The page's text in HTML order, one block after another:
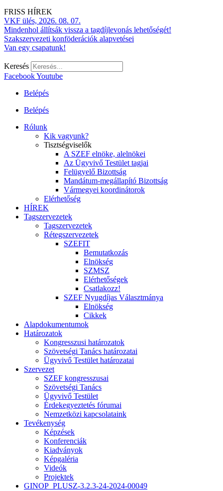
FRISS HÍREK
VKF ülés, 2026. 08. 07.
Mindenhol állítsák vissza a tagdíjlevonás lehetőségét!
Szakszervezeti konföderációk alapvetései
Van egy csapatunk!
Keresés
FacebookYoutube
Belépés
Belépés
Rólunk
Kik vagyunk?
Tisztségviselők
A SZEF elnöke, alelnökei
Az Ügyvivő Testület tagjai
Felügyelő Bizottság
Mandátum-megállapító Bizottság
Vármegyei koordinátorok
Elérhetőség
HÍREK
Tagszervezetek
Tagszervezetek
Rétegszervezetek
SZEFIT
Bemutatkozás
Elnökség
SZMSZ
Elérhetőségek
Csatlakozz!
SZEF Nyugdíjas Választmánya
Elnökség
Cikkek
Alapdokumentumok
Határozatok
Kongresszusi határozatok
Szövetségi Tanács határozatai
Ügyvivő Testület határozatai
Szervezet
SZEF kongresszusai
Szövetségi Tanács
Ügyvivő Testület
Érdekegyeztetés fórumai
Nemzetközi kapcsolataink
Tevékenység
Képzések
Konferenciák
Kiadványok
Képgaléria
Videók
Projektek
GINOP_PLUSZ-3.2.3-24-2024-00049